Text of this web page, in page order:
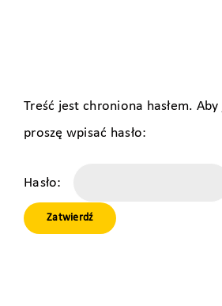
Treść jest chroniona hasłem.
proszę wpisać hasło:
Hasło: